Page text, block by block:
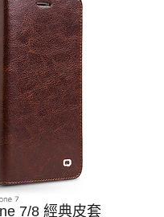
7/8 經典皮套